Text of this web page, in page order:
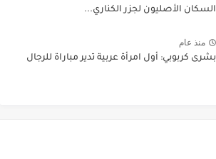
السكان الأصليون لجزر الكناري...
منذ عام
بشرى كربوبي: أول امرأة عربية تدير مباراة للرجال